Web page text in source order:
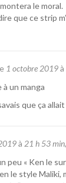
le moral.
que ce strip
1 octobre 2019à
à un manga
que ça
à 21 h 53 min
peu « Ken le
le style